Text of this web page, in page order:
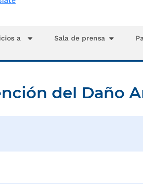
a
Sala de prensa
del Daño